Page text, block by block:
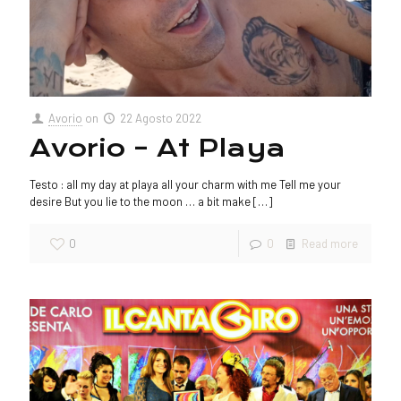
Avorio on 22 Agosto 2022
Avorio – At Playa
Testo : all my day at playa all your charm with me Tell me your
desire But you lie to the moon … a bit make[…]
0 0 Read more